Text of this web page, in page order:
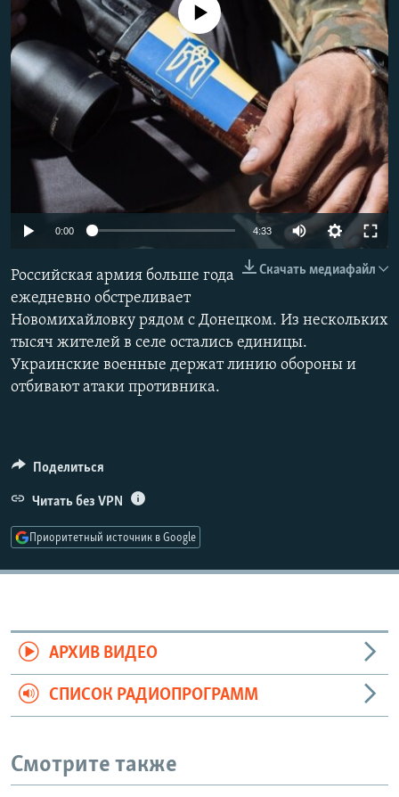
РАСПИСАНИЕ ВЕЩАНИЯ
ПОДПИШИТЕСЬ НА РАССЫЛКУ
СОЦИАЛЬНЫЕ СЕТИ
Все сайты РСЕ/РС
No media source currently available
0:00 4:33 Auto
480p
Скачать медиафайл
Российская армия больше года
ежедневно обстреливает
Новомихайловку рядом с Донецком. Из нескольких
тысяч жителей в селе остались единицы.
Украинские военные держат линию обороны и
отбивают атаки противника.
Поделиться
Читать без VPN
Приоритетный источник в Google
АРХИВ ВИДЕО
СПИСОК РАДИОПРОГРАММ
Смотрите также